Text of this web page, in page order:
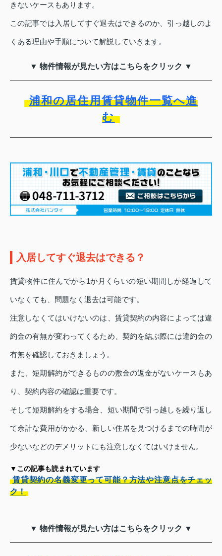
きないケースもあります。
この記事では入居してすぐ退去はできるのか、引っ越しのよ
くある理由や手順について解説していきます。
▼ 物件情報が見たい方はこちらをクリック ▼
浦和の居住用賃貸物件一覧へ進
む
入居してすぐ退去はできる？
賃貸物件に住んでから1か月くらいの短い期間しか経過して
いなくても、問題なく退去は可能です。
注意しなくてはいけないのは、賃貸契約の内容によっては違
約金の有無が変わってくるため、契約を結ぶ際には違約金の
有無を確認しておきましょう。
また、短期解約ができるものの敷金の返金がないケースもあ
り、契約内容の確認は重要です。
そして短期解約をする場合、短い期間で引っ越しを繰り返し
て余計な費用がかかる、新しい住居を見つけるまでの時間が
少ないなどのデメリットにも注意しなくてはいけません。
▼この記事も読まれています
賃貸契約の名義変更って可能？方法や注意点をチェッ
ク！
▼ 物件情報が見たい方はこちらをクリック ▼